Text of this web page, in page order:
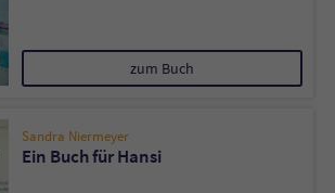
zum Buch
Sandra Niermeyer
Ein Buch für Hansi